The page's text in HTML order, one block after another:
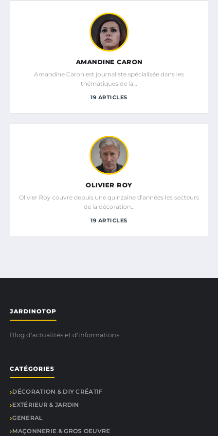
AMANDINE CARON
Amandine Caron est journaliste spécialisée dans les
thématiques de la…
19 ARTICLES
OLIVIER ROY
Olivier Roy couvre depuis une quinzaine d’années les secteurs
de la décoration…
19 ARTICLES
JARDINOTOP
Blog d'actualités et d'informations
CATÉGORIES
DÉCORATION & DIY CRÉATIF
EXTÉRIEUR & JARDIN
GENERAL
MAÇONNERIE & GROS OEUVRE